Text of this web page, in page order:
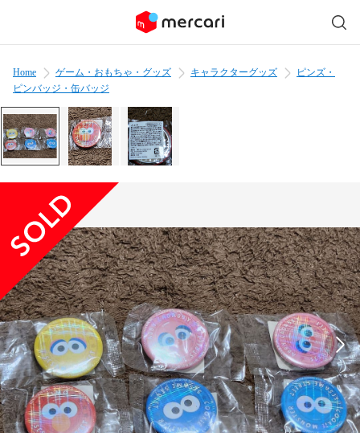
Home ゲーム・おもちゃ・グッズ キャラクターグッズ
ピンズ・
ピンバッジ・缶バッジ